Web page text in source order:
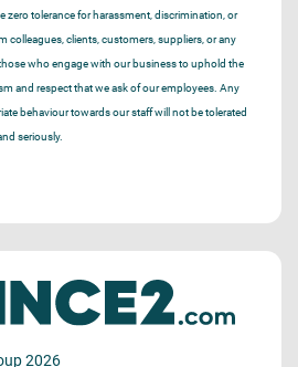
zero tolerance for harassment, discrimination, or
colleagues, clients, customers, suppliers, or any
who engage with our business to uphold the
and respect that we ask of our employees. Any
behaviour towards our staff will not be tolerated
seriously.
2026